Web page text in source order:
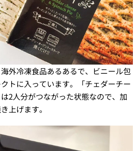
外冷凍食品あるあるで、ビニール包
トに入っています。「チェダーチー
2人分がつながった状態なので、加
上げます。